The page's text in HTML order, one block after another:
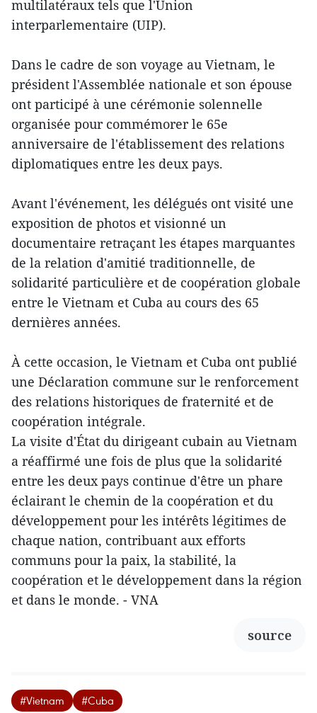
multilatéraux tels que l'Union
interparlementaire (UIP).
Dans le cadre de son voyage au Vietnam, le
président l'Assemblée nationale et son épouse
ont participé à une cérémonie solennelle
organisée pour commémorer le 65e
anniversaire de l'établissement des relations
diplomatiques entre les deux pays.
Avant l'événement, les délégués ont visité une
exposition de photos et visionné un
documentaire retraçant les étapes marquantes
de la relation d'amitié traditionnelle, de
solidarité particulière et de coopération globale
entre le Vietnam et Cuba au cours des 65
dernières années.
À cette occasion, le Vietnam et Cuba ont publié
une Déclaration commune sur le renforcement
des relations historiques de fraternité et de
coopération intégrale.
La visite d'État du dirigeant cubain au Vietnam
a réaffirmé une fois de plus que la solidarité
entre les deux pays continue d'être un phare
éclairant le chemin de la coopération et du
développement pour les intérêts légitimes de
chaque nation, contribuant aux efforts
communs pour la paix, la stabilité, la
coopération et le développement dans la région
et dans le monde. - VNA
source
#Vietnam #Cuba